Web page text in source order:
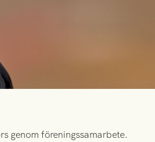
genom föreningssamarbete.